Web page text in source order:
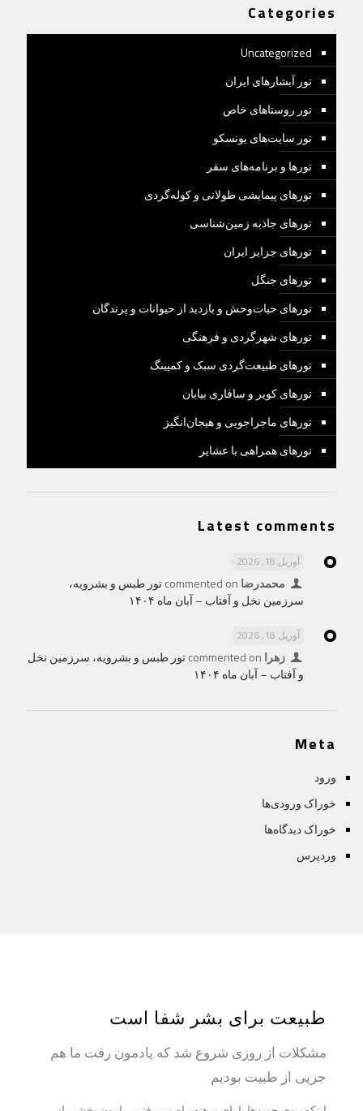
Categories
Uncategorized
تور آبشارهای ایران
تور روستاهای خاص
تور سایت‌های یونسکو
تورها و برنامه‌های سفر
تورهای پیمایشی طولانی و کوله‌گردی
تورهای جاذبه زمین‌شناسی
تورهای جزایر ایران
تورهای جنگل
تورهای حیات‌وحش و بازدید از حیوانات و پرندگان
تورهای شهرگردی و فرهنگی
تورهای طبیعت‌گردی سبک و کمپینگ
تورهای کویر و سافاری بیابان
تورهای ماجراجویی و هیجان‌انگیز
تورهای همراهی با عشایر
Latest comments
آوریل 18, 2026
محمدرضا
تور طبس و بشرویه،
سرزمین نخل و آفتاب – آبان ماه ۱۴۰۴
آوریل 18, 2026
زهرا
تور طبس و بشرویه، سرزمین نخل
و آفتاب – آبان ماه ۱۴۰۴
Meta
ورود
خوراک ورودی‌ها
خوراک دیدگاه‌ها
وردپرس
طبیعت برای بشر شفا است
مشکلات از روزی شروع شد که یادمون رفت ما هم
جزيی از طبیت بودیم